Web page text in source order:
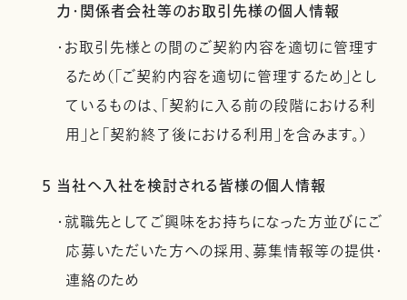
力・関係者会社等のお取引先様の個人情報
・お取引先様との間のご契約内容を適切に管理す
るため（「ご契約内容を適切に管理するため」とし
ているものは、「契約に入る前の段階における利
用」と「契約終了後における利用」を含みます。）
5 当社へ入社を検討される皆様の個人情報
・就職先としてご興味をお持ちになった方並びにご
応募いただいた方への採用、募集情報等の提供・
連絡のため